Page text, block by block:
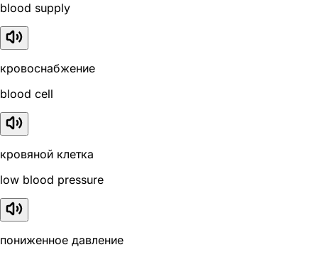
blood supply
кровоснабжение
blood cell
кровяной клетка
low blood pressure
пониженное давление